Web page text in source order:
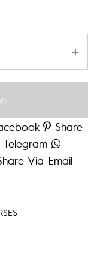
Share
Via Email